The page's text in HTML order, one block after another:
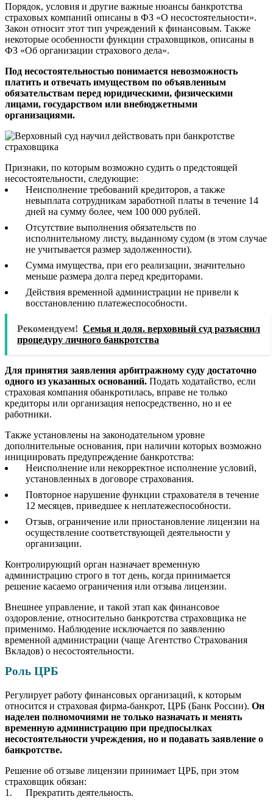
Порядок, условия и другие важные нюансы банкротства
страховых компаний описаны в ФЗ «О несостоятельности».
Закон относит этот тип учреждений к финансовым. Также
некоторые особенности функции страховщиков, описаны в
ФЗ «Об организации страхового дела».
Под несостоятельностью понимается невозможность
платить и отвечать имуществом по объявленным
обязательствам перед юридическими, физическими
лицами, государством или внебюджетными
организациями.
Признаки, по которым возможно судить о предстоящей
несостоятельности, следующие:
Неисполнение требований кредиторов, а также
невыплата сотрудникам заработной платы в течение 14
дней на сумму более, чем 100 000 рублей.
Отсутствие выполнения обязательств по
исполнительному листу, выданному судом (в этом случае
не учитывается размер задолженности).
Сумма имущества, при его реализации, значительно
меньше размера долга перед кредиторами.
Действия временной администрации не привели к
восстановлению платежеспособности.
Рекомендуем! Семья и доля. верховный суд разъяснил
процедуру личного банкротства
Для принятия заявления арбитражному суду достаточно
одного из указанных оснований. Подать ходатайство, если
страховая компания обанкротилась, вправе не только
кредиторы или организация непосредственно, но и ее
работники.
Также установлены на законодательном уровне
дополнительные основания, при наличии которых возможно
инициировать предупреждение банкротства:
Неисполнение или некорректное исполнение условий,
установленных в договоре страхования.
Повторное нарушение функции страхователя в течение
12 месяцев, приведшее к неплатежеспособности.
Отзыв, ограничение или приостановление лицензии на
осуществление соответствующей деятельности у
организации.
Контролирующий орган назначает временную
администрацию строго в тот день, когда принимается
решение касаемо ограничения или отзыва лицензии.
Внешнее управление, и такой этап как финансовое
оздоровление, относительно банкротства страховщика не
применимо. Наблюдение исключается по заявлению
временной администрации (чаще Агентство Страхования
Вкладов) о несостоятельности.
Роль ЦРБ
Регулирует работу финансовых организаций, к которым
относится и страховая фирма-банкрот, ЦРБ (Банк России). Он
наделен полномочиями не только назначать и менять
временную администрацию при предпосылках
несостоятельности учреждения, но и подавать заявление о
банкротстве.
Решение об отзыве лицензии принимает ЦРБ, при этом
страховщик обязан:
Прекратить деятельность.